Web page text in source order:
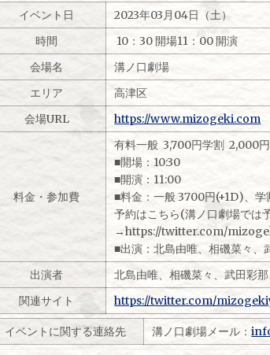
イベント日
2023年03月04日（土）
時間
10：30 開場11：00 開演
会場名
溝ノ口劇場
エリア
高津区
会場URL
https://www.mizogeki.com
料金・参加費
有料一般 3,700円学割 2,000
■開場：10:30
■開演：11:00
■料金：一般 3700円(+1D)、
予約はこちら(溝ノ口劇場では
→https://twitter.com/
■​​出演：北島由唯、相磯菜々、
出演者
北島由唯、相磯菜々、武田彩
関連サイト
https://twitter.com/
イベントに関する連絡先 溝ノ口劇場メール：